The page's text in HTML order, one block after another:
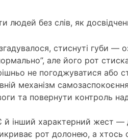
без слів, як
стиснуті губи
але його рот
не погоджуватися або
механізм
та повернути контроль
й інший характерний жест
рот долонею, а хтось